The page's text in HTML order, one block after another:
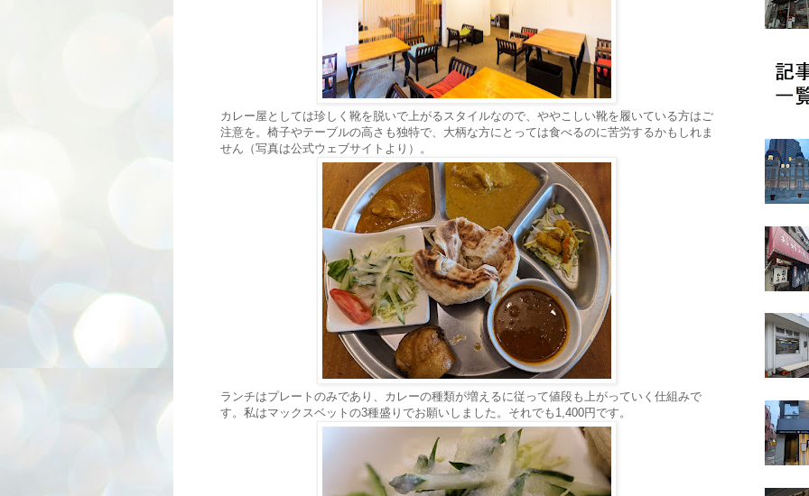
カレー屋としては珍しく靴を脱いで上がるスタイルなので、ややこしい靴を履いている方はご
注意を。椅子やテーブルの高さも独特で、大柄な方にとっては食べるのに苦労するかもしれま
せん（写真は公式ウェブサイトより）。
ランチはプレートのみであり、カレーの種類が増えるに従って値段も上がっていく仕組みで
す。私はマックスベットの3種盛りでお願いしました。それでも1,400円です。